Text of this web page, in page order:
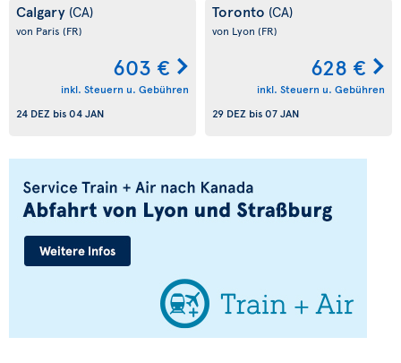
Calgary (CA)
von Paris (FR)
603 €
inkl. Steuern u. Gebühren
24 DEZ bis04 JAN
Toronto (CA)
von Lyon (FR)
628 €
inkl. Steuern u. Gebühren
29 DEZ bis07 JAN